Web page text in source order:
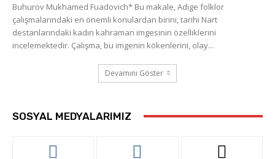
Buhurov Mukhamed Fuadovich* Bu makale, Adige folklor
çalışmalarındaki en önemli konulardan birini, tarihi Nart
destanlarındaki kadın kahraman imgesinin özelliklerini
incelemektedir. Çalışma, bu imgenin kökenlerini, olay...
Devamını Göster
SOSYAL MEDYALARIMIZ